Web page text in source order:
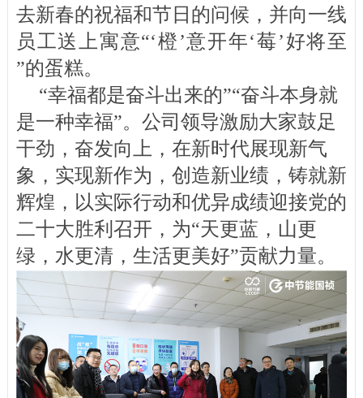
去新春的祝福和节日的问候，并向一线
员工送上寓意“‘橙’意开年‘莓’好将至
”的蛋糕。
“幸福都是奋斗出来的”“奋斗本身就
是一种幸福”。公司领导激励大家鼓足
干劲，奋发向上，在新时代展现新气
象，实现新作为，创造新业绩，铸就新
辉煌，以实际行动和优异成绩迎接党的
二十大胜利召开，为“天更蓝，山更
绿，水更清，生活更美好”贡献力量。